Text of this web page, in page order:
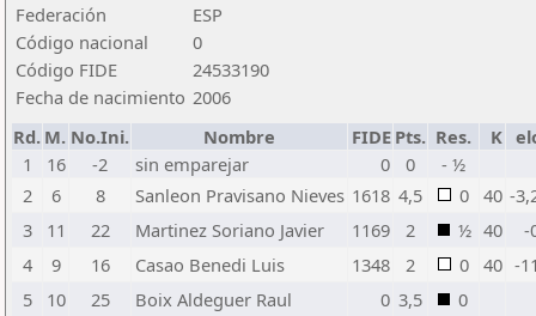
Federación
ESP
Código nacional
0
Código FIDE
24533190
Fecha de nacimiento 2006
Rd. M. No.Ini. Nombre FIDE Pts. Res. K
1
16 -2 sin emparejar 0 0
- ½
2
6 8 Sanleon Pravisano Nieves 1618 4,5 0 40 -
3
11 22 Martinez Soriano Javier 1169 2 ½ 40
-
4
9 16 Casao Benedi Luis 1348 2 0 40 -
5
10 25 Boix Aldeguer Raul 0 3,5
0